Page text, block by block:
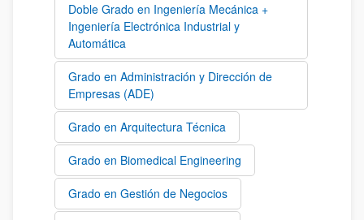
Doble Grado en Ingeniería Mecánica +
Ingeniería Electrónica Industrial y
Automática
Grado en Administración y Dirección de
Empresas (ADE)
Grado en Arquitectura Técnica
Grado en Biomedical Engineering
Grado en Gestión de Negocios